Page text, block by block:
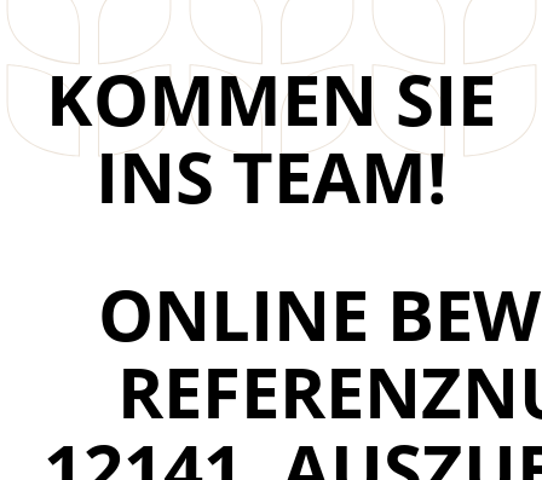
ONLINE
KOMMEN SIE
INS TEAM!